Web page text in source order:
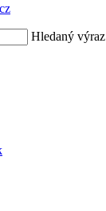
Hledaný výraz